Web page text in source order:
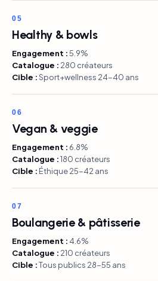
05
Healthy & bowls
Engagement :5.9%
Catalogue : 280 créateurs
Cible :Sport+wellness 24-40 ans
06
Vegan & veggie
Engagement : 6.8%
Catalogue :180 créateurs
Cible : Éthique 25-42 ans
07
Boulangerie & pâtisserie
Engagement : 4.6%
Catalogue : 210 créateurs
Cible :Tous publics 28-55 ans